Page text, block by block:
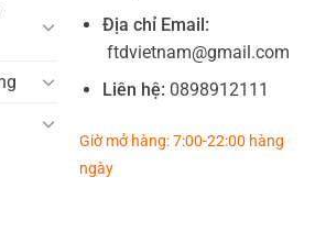
Địa chỉ Email:
ftdvietnam@gmail.com
Liên hệ: 0898912111
Giờ mở hàng: 7:00-22:00 hàng
ngày